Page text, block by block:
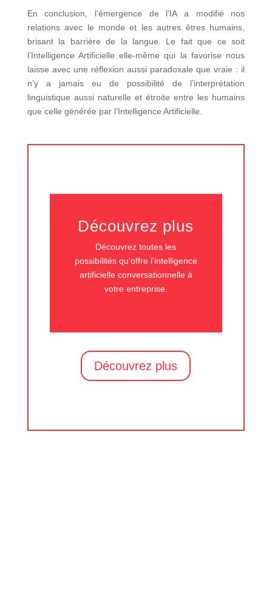
En conclusion, l’émergence de l’IA a modifié nos
relations avec le monde et les autres êtres humains,
brisant la barrière de la langue. Le fait que ce soit
l’Intelligence Artificielle elle-même qui la favorise nous
laisse avec une réflexion aussi paradoxale que vraie : il
n’y a jamais eu de possibilité de l’interprétation
linguistique aussi naturelle et étroite entre les humains
que celle générée par l’Intelligence Artificielle.
Découvrez plus
Découvrez toutes les
possibilités qu'offre l'intelligence
artificielle conversationnelle à
votre entreprise.
Découvrez plus